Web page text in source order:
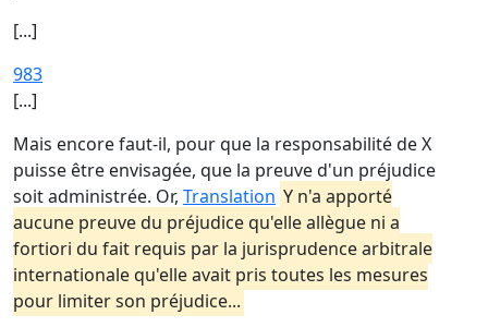
[...]
983
[...]
Mais encore faut-il, pour que la responsabilité de X
puisse être envisagée, que la preuve d'un préjudice
soit administrée. Or, Translation Y n'a apporté
aucune preuve du préjudice qu'elle allègue ni a
fortiori du fait requis par la jurisprudence arbitrale
internationale qu'elle avait pris toutes les mesures
pour limiter son préjudice...